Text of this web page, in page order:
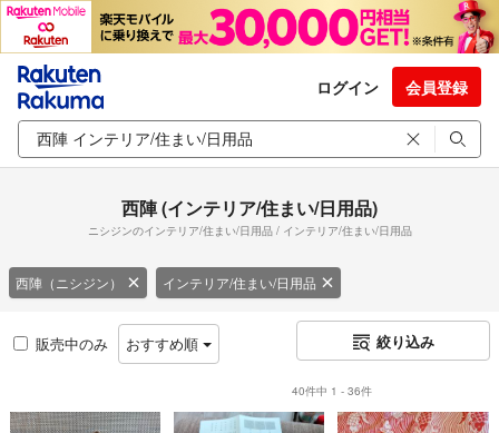
ログイン 会員登録
西陣 (インテリア/住まい/日用品)
ニシジンのインテリア/住まい/日用品 / インテリア/住まい/日用品
西陣（ニシジン） インテリア/住まい/日用品
販売中のみ おすすめ順 絞り込み
40件中 1 - 36件